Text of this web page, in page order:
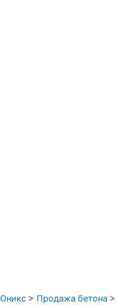
Оникс > Продажа бетона >